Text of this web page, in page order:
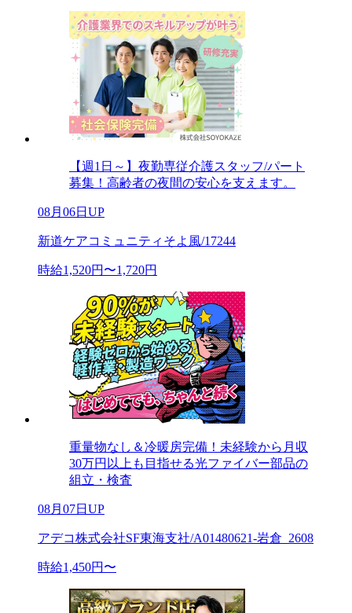
【週1日～】夜勤専従介護スタッフ/パート
募集！高齢者の夜間の安心を支えます。
08月06日UP
新道ケアコミュニティそよ風/17244
時給1,520円〜1,720円
重量物なし＆冷暖房完備！未経験から月収
30万円以上も目指せる光ファイバー部品の
組立・検査
08月07日UP
アデコ株式会社SF東海支社/A01480621-岩倉_2608
時給1,450円〜